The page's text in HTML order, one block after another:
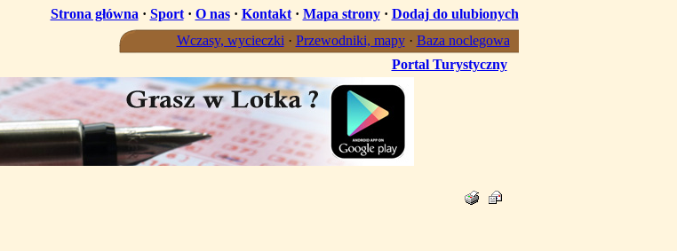
Strona główna · Sport· O nas· Kontakt· Mapa strony· Dodaj do ulubionych
Wczasy, wycieczki · Przewodniki, mapy · Baza noclegowa
Portal Turystyczny